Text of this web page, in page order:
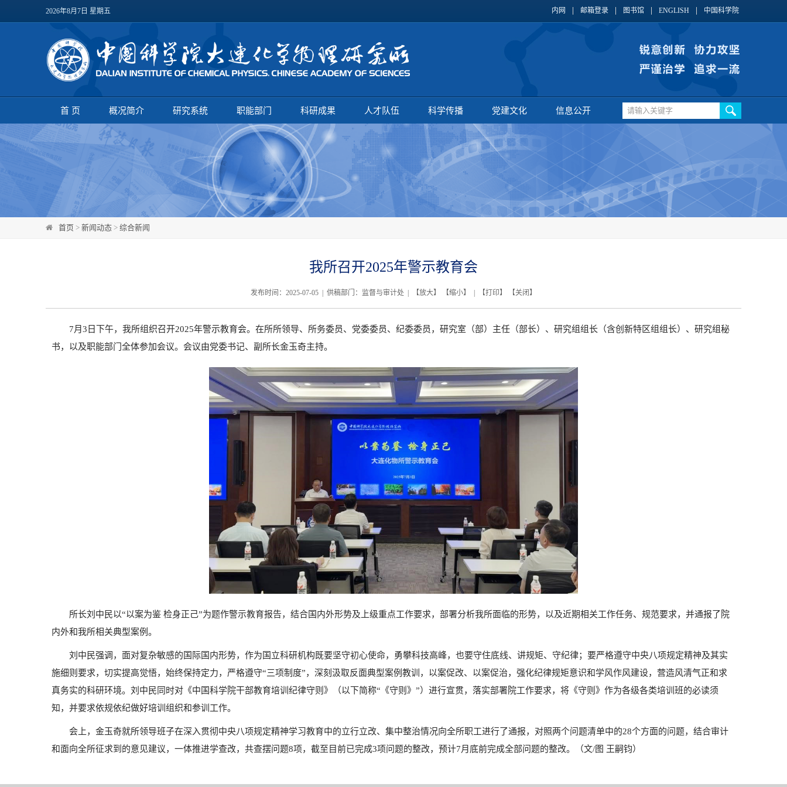
2026年8月7日 星期五 内网 邮箱登录 图书馆 ENGLISH 中国科学院
首 页 概况简介 研究系统 职能部门 科研成果 人才队伍 科学传播 党建文化 信息公开
首页 > 新闻动态 > 综合新闻
我所召开2025年警示教育会
发布时间：2025-07-05 | 供稿部门：监督与审计处 | 【放大】 【缩小】 | 【打印】 【关闭 】
7月3日下午，我所组织召开2025年警示教育会。在所所领导、所务委员、党委委员、纪委委员，研究室（部）主任（部长）、研究组组长（含创新特区组组长）、研究组秘
书，以及职能部门全体参加会议。会议由党委书记、副所长金玉奇主持。
所长刘中民以“以案为鉴 检身正己”为题作警示教育报告，结合国内外形势及上级重点工作要求，部署分析我所面临的形势，以及近期相关工作任务、规范要求，并通报了院
内外和我所相关典型案例。
刘中民强调，面对复杂敏感的国际国内形势，作为国立科研机构既要坚守初心使命，勇攀科技高峰，也要守住底线、讲规矩、守纪律；要严格遵守中央八项规定精神及其实
施细则要求，切实提高觉悟，始终保持定力，严格遵守“三项制度”，深刻汲取反面典型案例教训，以案促改、以案促治，强化纪律规矩意识和学风作风建设，营造风清气正和求
真务实的科研环境。刘中民同时对《中国科学院干部教育培训纪律守则》（以下简称“《守则》”）进行宣贯，落实部署院工作要求，将《守则》作为各级各类培训班的必读须
知，并要求依规依纪做好培训组织和参训工作。
会上，金玉奇就所领导班子在深入贯彻中央八项规定精神学习教育中的立行立改、集中整治情况向全所职工进行了通报，对照两个问题清单中的28个方面的问题，结合审计
和面向全所征求到的意见建议，一体推进学查改，共查摆问题8项，截至目前已完成3项问题的整改，预计7月底前完成全部问题的整改。（文/图 王嗣钧）